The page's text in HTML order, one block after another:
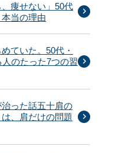
、痩せない」50代
当の理由
ていた。50代・
のたった7つの習
治った話五十肩の
は、肩だけの問題